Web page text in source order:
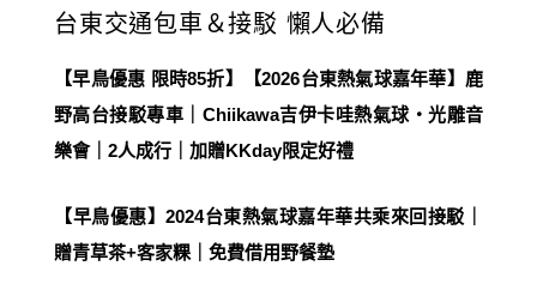
台東交通包車＆接駁 懶人必備
【早鳥優惠 限時85折】【2026台東熱氣球嘉年華】鹿
野高台接駁專車｜Chiikawa吉伊卡哇熱氣球・光雕音
樂會｜2人成行｜加贈KKday限定好禮
【早鳥優惠】2024台東熱氣球嘉年華共乘來回接駁｜
贈青草茶+客家粿｜免費借用野餐墊